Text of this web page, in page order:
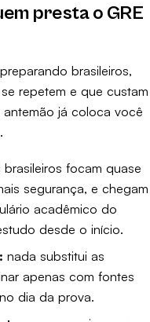
presta o GRE
brasileiros,
repetem e que custam
já coloca você
brasileiros focam quase
segurança, e chegam
acadêmico do
desde o início.
nada substitui as
apenas com fontes
dia da prova.